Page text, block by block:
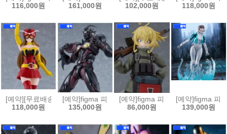
116,000원
161,000원
102,000원
118,000원
[예약][무료배송]figma 피그마 토지마 탄자부로는 가면라이더가 되고
118,000원
[예약]figma 피그마 강식장갑 가이버 - 가이버 3 얼
135,000원
[예약]figma 피그마 극장판 유녀
86,000원
[예약]figma 피
139,000원